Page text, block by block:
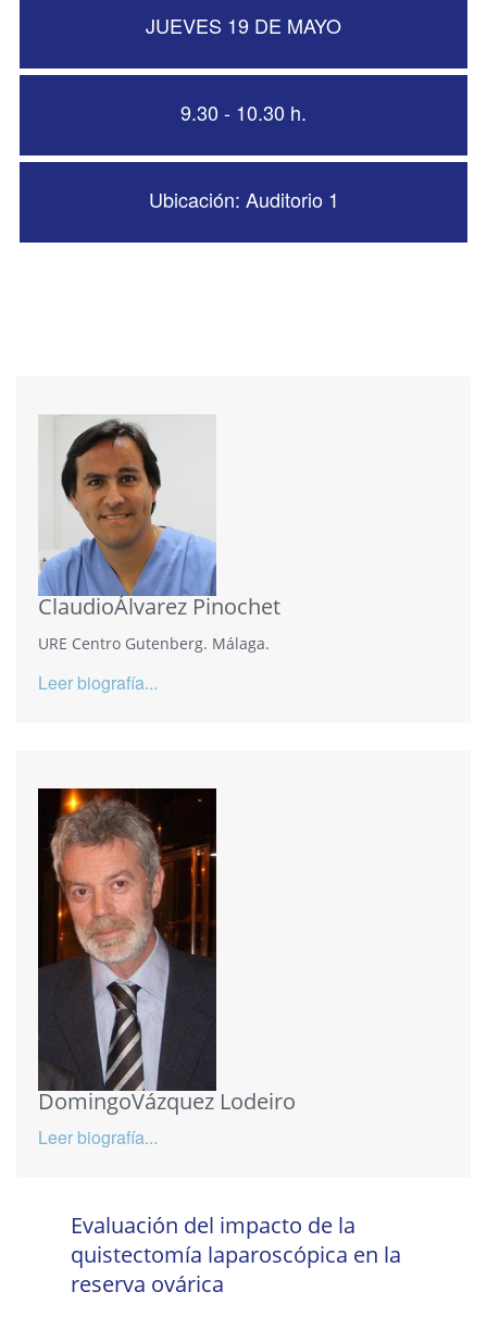
JUEVES 19 DE MAYO
9.30 - 10.30 h.
Ubicación: Auditorio 1
ClaudioÁlvarez Pinochet
URE Centro Gutenberg. Málaga.
Leer biografía...
DomingoVázquez Lodeiro
Leer biografía...
Evaluación del impacto de la
quistectomía laparoscópica en la
reserva ovárica